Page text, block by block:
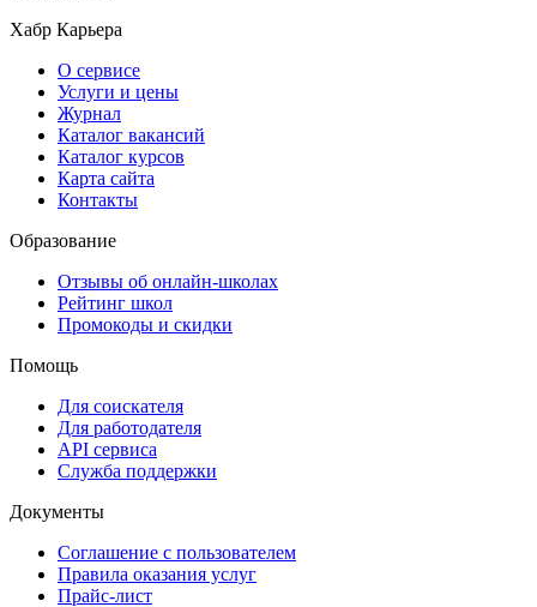
Хабр Карьера
О сервисе
Услуги и цены
Журнал
Каталог вакансий
Каталог курсов
Карта сайта
Контакты
Образование
Отзывы об онлайн-школах
Рейтинг школ
Промокоды и скидки
Помощь
Для соискателя
Для работодателя
API сервиса
Служба поддержки
Документы
Соглашение с пользователем
Правила оказания услуг
Прайс-лист